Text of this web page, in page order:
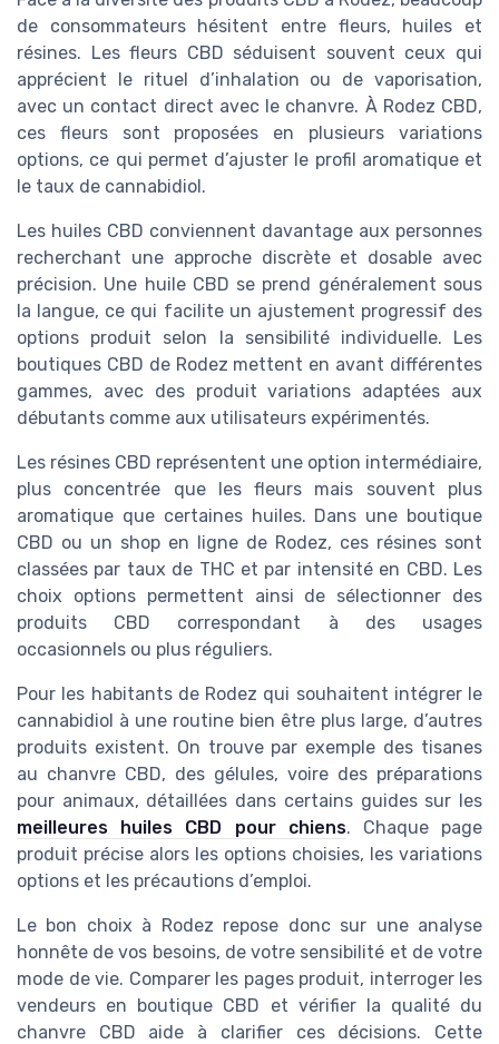
de consommateurs hésitent entre fleurs, huiles et
résines. Les fleurs CBD séduisent souvent ceux qui
apprécient le rituel d’inhalation ou de vaporisation,
avec un contact direct avec le chanvre. À Rodez CBD,
ces fleurs sont proposées en plusieurs variations
options, ce qui permet d’ajuster le profil aromatique et
le taux de cannabidiol.
Les huiles CBD conviennent davantage aux personnes
recherchant une approche discrète et dosable avec
précision. Une huile CBD se prend généralement sous
la langue, ce qui facilite un ajustement progressif des
options produit selon la sensibilité individuelle. Les
boutiques CBD de Rodez mettent en avant différentes
gammes, avec des produit variations adaptées aux
débutants comme aux utilisateurs expérimentés.
Les résines CBD représentent une option intermédiaire,
plus concentrée que les fleurs mais souvent plus
aromatique que certaines huiles. Dans une boutique
CBD ou un shop en ligne de Rodez, ces résines sont
classées par taux de THC et par intensité en CBD. Les
choix options permettent ainsi de sélectionner des
produits CBD correspondant à des usages
occasionnels ou plus réguliers.
Pour les habitants de Rodez qui souhaitent intégrer le
cannabidiol à une routine bien être plus large, d’autres
produits existent. On trouve par exemple des tisanes
au chanvre CBD, des gélules, voire des préparations
pour animaux, détaillées dans certains guides sur les
meilleures huiles CBD pour chiens. Chaque page
produit précise alors les options choisies, les variations
options et les précautions d’emploi.
Le bon choix à Rodez repose donc sur une analyse
honnête de vos besoins, de votre sensibilité et de votre
mode de vie. Comparer les pages produit, interroger les
vendeurs en boutique CBD et vérifier la qualité du
chanvre CBD aide à clarifier ces décisions. Cette